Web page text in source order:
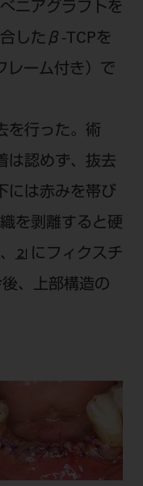
ニアグラフトを
したβ-TCPを
レーム付き）で
を行った。術
は認めず、抜去
には赤みを帯び
を剥離すると硬
にフィクスチ
、上部構造の